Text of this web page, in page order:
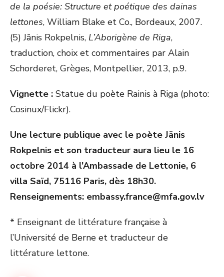
de la poésie: Structure et poétique des dainas
lettones, William Blake et Co., Bordeaux, 2007.
(5) Jānis Rokpelnis, L’Aborigène de Riga,
traduction, choix et commentaires par Alain
Schorderet, Grèges, Montpellier, 2013, p.9.
Vignette : Statue du poète Rainis à Riga (photo:
Cosinux/Flickr).
Une lecture publique avec le poète Jānis
Rokpelnis et son traducteur aura lieu le 16
octobre 2014 à l’Ambassade de Lettonie, 6
villa Saïd, 75116 Paris, dès 18h30.
Renseignements: embassy.france@mfa.gov.lv
* Enseignant de littérature française à
l’Université de Berne et traducteur de
littérature lettone.